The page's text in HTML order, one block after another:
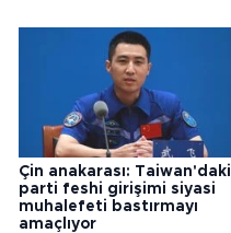
Çin anakarası: Taiwan'daki
parti feshi girişimi siyasi
muhalefeti bastırmayı
amaçlıyor